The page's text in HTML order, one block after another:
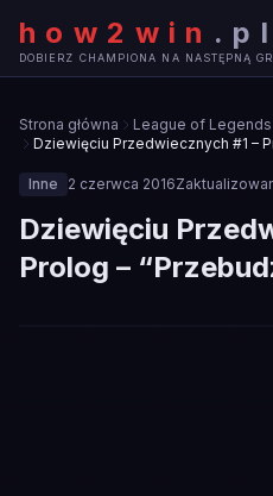
how2win . pl
DOBIERZ CHAMPIONA NA NASTĘPNĄ
Strona główna League of Legends
Dziewięciu Przedwiecznych #1 –
Inne 2 czerwca 2016
Dziewięciu
Prolog –